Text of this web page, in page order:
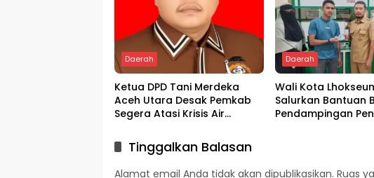
Daerah
Ketua DPD Tani Merdeka
Aceh Utara Desak Pemkab
Segera Atasi Krisis Air
Daerah
Wali Kota
Salurkan Bantuan
Pendampingan
Tinggalkan Balasan
Alamat email Anda tidak akan dipublikasikan. Ruas